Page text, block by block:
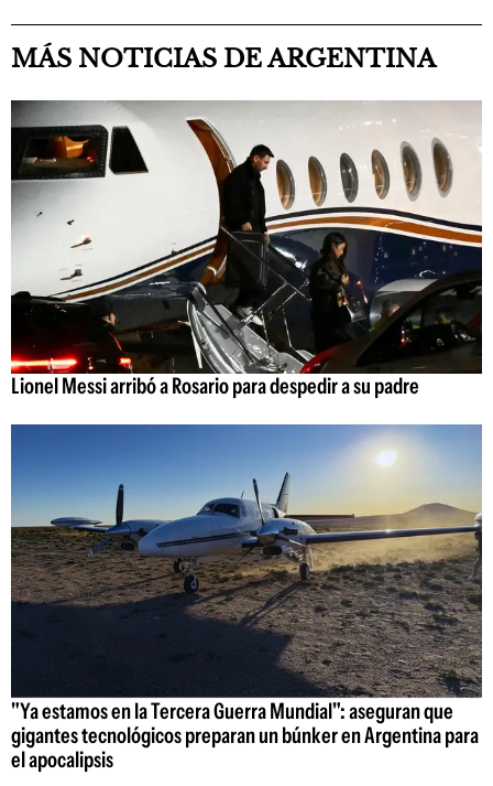
MÁS NOTICIAS DE ARGENTINA
Lionel Messi arribó a Rosario para despedir a su padre
"Ya estamos en la Tercera Guerra Mundial": aseguran que
gigantes tecnológicos preparan un búnker en Argentina para
el apocalipsis